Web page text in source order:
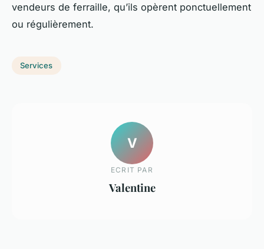
vendeurs de ferraille, qu’ils opèrent ponctuellement
ou régulièrement.
Services
V
ECRIT PAR
Valentine